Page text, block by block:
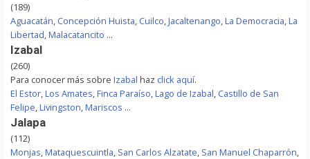
(189)
Aguacatán, Concepción Huista, Cuilco,Jacaltenango,La Democracia,La
Libertad,Malacatancito ...
Izabal
(260)
Para conocer más sobre Izabal haz click aquí.
El Estor,Los Amates,Finca Paraíso,Lago de Izabal, Castillo de San
Felipe,Livingston,Mariscos ...
Jalapa
(112)
Monjas,Mataquescuintla, San Carlos Alzatate, San Manuel Chaparrón,